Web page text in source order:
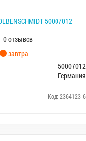
50007012
0 отзывов
завтра
50007012
Германия
Код: 2364123-6